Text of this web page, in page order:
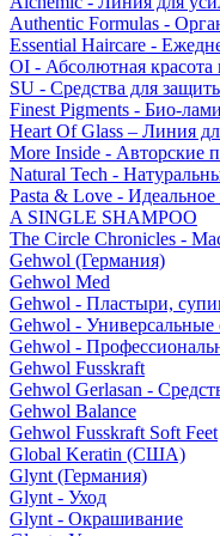
Authentic Formulas -
Essential Haircare -
OI - Абсолютная красота
SU - Средства для
Finest Pigments - Био-
Heart Of Glass – Линия
More Inside - Авторские
Natural Tech -
Pasta & Love - Идеальное
A SINGLE SHAMPOO
The Circle Chronicles -
Gehwol (Германия)
Gehwol Med
Gehwol - Пластыри,
Gehwol - Универсальные
Gehwol -
Gehwol Fusskraft
Gehwol Gerlasan -
Gehwol Balance
Gehwol Fusskraft Soft Feet
Global Keratin (США)
Glynt (Германия)
Glynt - Уход
Glynt - Окрашивание